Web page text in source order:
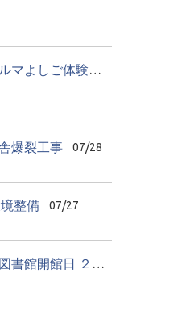
７/28（火）シェルマよしご体験学習 貝のアクセサリーづくり
爆裂工事 07/28
整備 07/27
７/27（月）学校図書館開館日 ２日目